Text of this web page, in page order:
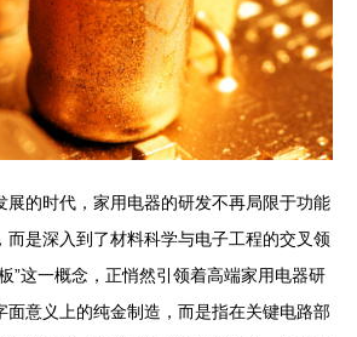
展的时代，家用电器的研发不再局限于功能
而是深入到了材料科学与电子工程的交叉领
”这一概念，正悄然引领着高端家用电器研
面意义上的纯金制造，而是指在关键电路部